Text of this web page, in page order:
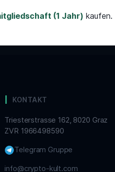
(1 Jahr) kaufen.
KONTAKT
Triesterstrasse 162, 8020 Graz
ZVR 1966498590
Telegram Gruppe
info@crypto-kult.com